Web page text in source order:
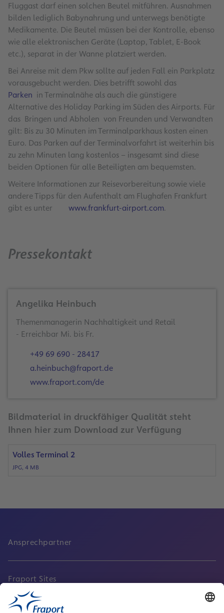
Fluggast darf einen solchen Beutel mitführen. Ausnahmen
bilden lediglich Babynahrung und unterwegs benötigte
Medikamente. Die Beutel müssen bei der Kontrolle, ebenso
wie alle elektronischen Geräte (Laptop, Tablet, E-Book
etc.), separat in der Wanne platziert werden.
Bei Anreise mit dem Pkw sollte auf jeden Fall ein Parkplatz
vorausgebucht werden. Dies betrifft sowohl das
Parken in Terminalnähe als auch die günstigere
Alternative des Holiday Parking im Süden des Airports. Für
das Bringen und Abholen von Freunden und Verwandten
gilt: Bis zu 30 Minuten im Terminalparkhaus kosten einen
Euro. Das Parken auf der Terminalvorfahrt ist weiterhin bis
zu zehn Minuten lang kostenlos – insgesamt sind diese
beiden Optionen für alle Beteiligten am bequemsten.
Weitere Informationen zur Reisevorbereitung sowie viele
andere Tipps für den Aufenthalt am Flughafen Frankfurt
gibt es unter
www.frankfurt-airport.com.
Pressekontakt
Angelika Heinbuch
Themenmanagerin Nachhaltigkeit und Retail
- Erreichbar Mi. bis Fr.
+49 69 690 - 28417
a.heinbuch@fraport.de
www.fraport.com/de
Bildmaterial in druckfähiger Qualität steht
Ihnen hier zum Download zur Verfügung
Volles Terminal 2
JPG, 4 MB
Ansprechpartner
Fraport Sites